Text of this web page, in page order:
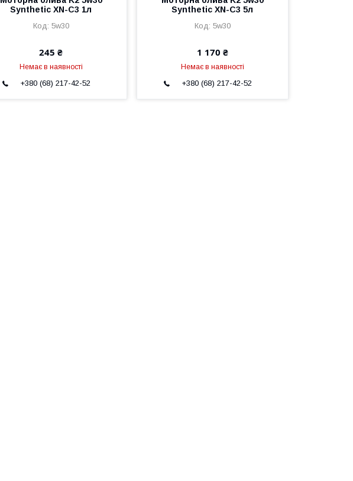
Synthetic XN-C3 1л
5w30
245 ₴
Немає в наявності
+380 (68) 217-42-52
Synthetic XN-C3 5л
5w30
1 170 ₴
Немає в наявності
+380 (68) 217-42-52